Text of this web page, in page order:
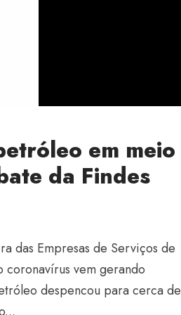
em meio
da Findes
das Empresas de Serviços de
coronavírus vem gerando
despencou para cerca de